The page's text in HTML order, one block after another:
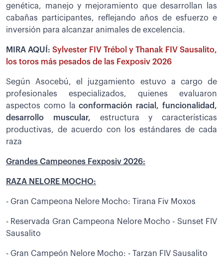
genética, manejo y mejoramiento que desarrollan las
cabañas participantes, reflejando años de esfuerzo e
inversión para alcanzar animales de excelencia.
MIRA AQUÍ: Sylvester FIV Trébol y Thanak FIV Sausalito,
los toros más pesados de las Fexposiv 2026
Según Asocebú, el juzgamiento estuvo a cargo de
profesionales especializados, quienes evaluaron
aspectos como laconformación racial, funcionalidad,
desarrollo muscular, estructura y características
productivas, de acuerdo con los estándares de cada
raza
Grandes Campeones Fexposiv 2026:
RAZA NELORE MOCHO:
- Gran Campeona Nelore Mocho: Tirana Fiv Moxos
- Reservada Gran Campeona Nelore Mocho - Sunset FIV
Sausalito
- Gran Campeón Nelore Mocho: - Tarzan FIV Sausalito